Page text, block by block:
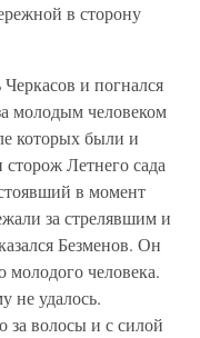
в сторону
и погнался
молодым человеком
которых были и
Летнего сада
в момент
за стрелявшим и
Безменов. Он
молодого человека.
не удалось.
за волосы и с силой